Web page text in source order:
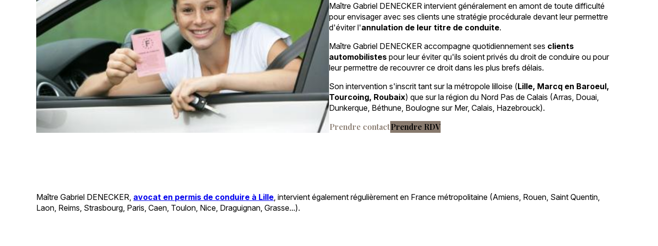
Maître Gabriel DENECKER intervient généralement en amont de toute difficulté
pour envisager avec ses clients une stratégie procédurale devant leur permettre
d'éviter l'annulation de leur titre de conduite.
Maître Gabriel DENECKER accompagne quotidiennement ses clients
automobilistes pour leur éviter qu'ils soient privés du droit de conduire ou pour
leur permettre de recouvrer ce droit dans les plus brefs délais.
Son intervention s'inscrit tant sur la métropole lilloise (Lille, Marcq en Baroeul,
Tourcoing, Roubaix) que sur la région du Nord Pas de Calais (Arras, Douai,
Dunkerque, Béthune, Boulogne sur Mer, Calais, Hazebrouck).
Prendre contactPrendre RDV
Maître Gabriel DENECKER, avocat en permis de conduire à Lille , intervient également régulièrement en France métropolitaine (Amiens, Rouen, Saint Quentin,
Laon, Reims, Strasbourg, Paris, Caen, Toulon, Nice, Draguignan, Grasse...).